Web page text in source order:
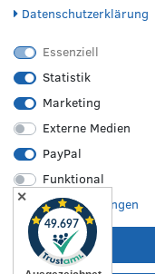
Fax: 0541 / 40 99 084
REIFEN &
Sommerreifen
Winterreifen
Allwetterreifen
Originale Räder
Bestpreisgarantie
Leistungen vor Ort
Daten­schutz­erklärung
Essenziell
Statistik
Marketing
Externe Medien
PayPal
Funktional
Weitere Einstellungen
✕